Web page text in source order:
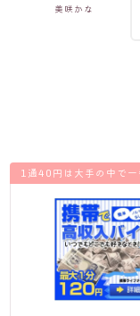
美咲かな
1通40円は大手の中で一